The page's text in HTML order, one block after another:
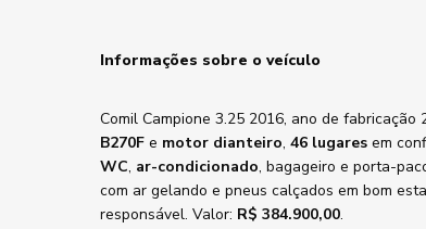
Informações sobre o veículo
Comil Campione 3.25 2016, ano de fabricação
B270F e motor dianteiro, 46 lugares em
WC, ar-condicionado, bagageiro e porta-
com ar gelando e pneus calçados em bom
responsável. Valor: R$ 384.900,00.